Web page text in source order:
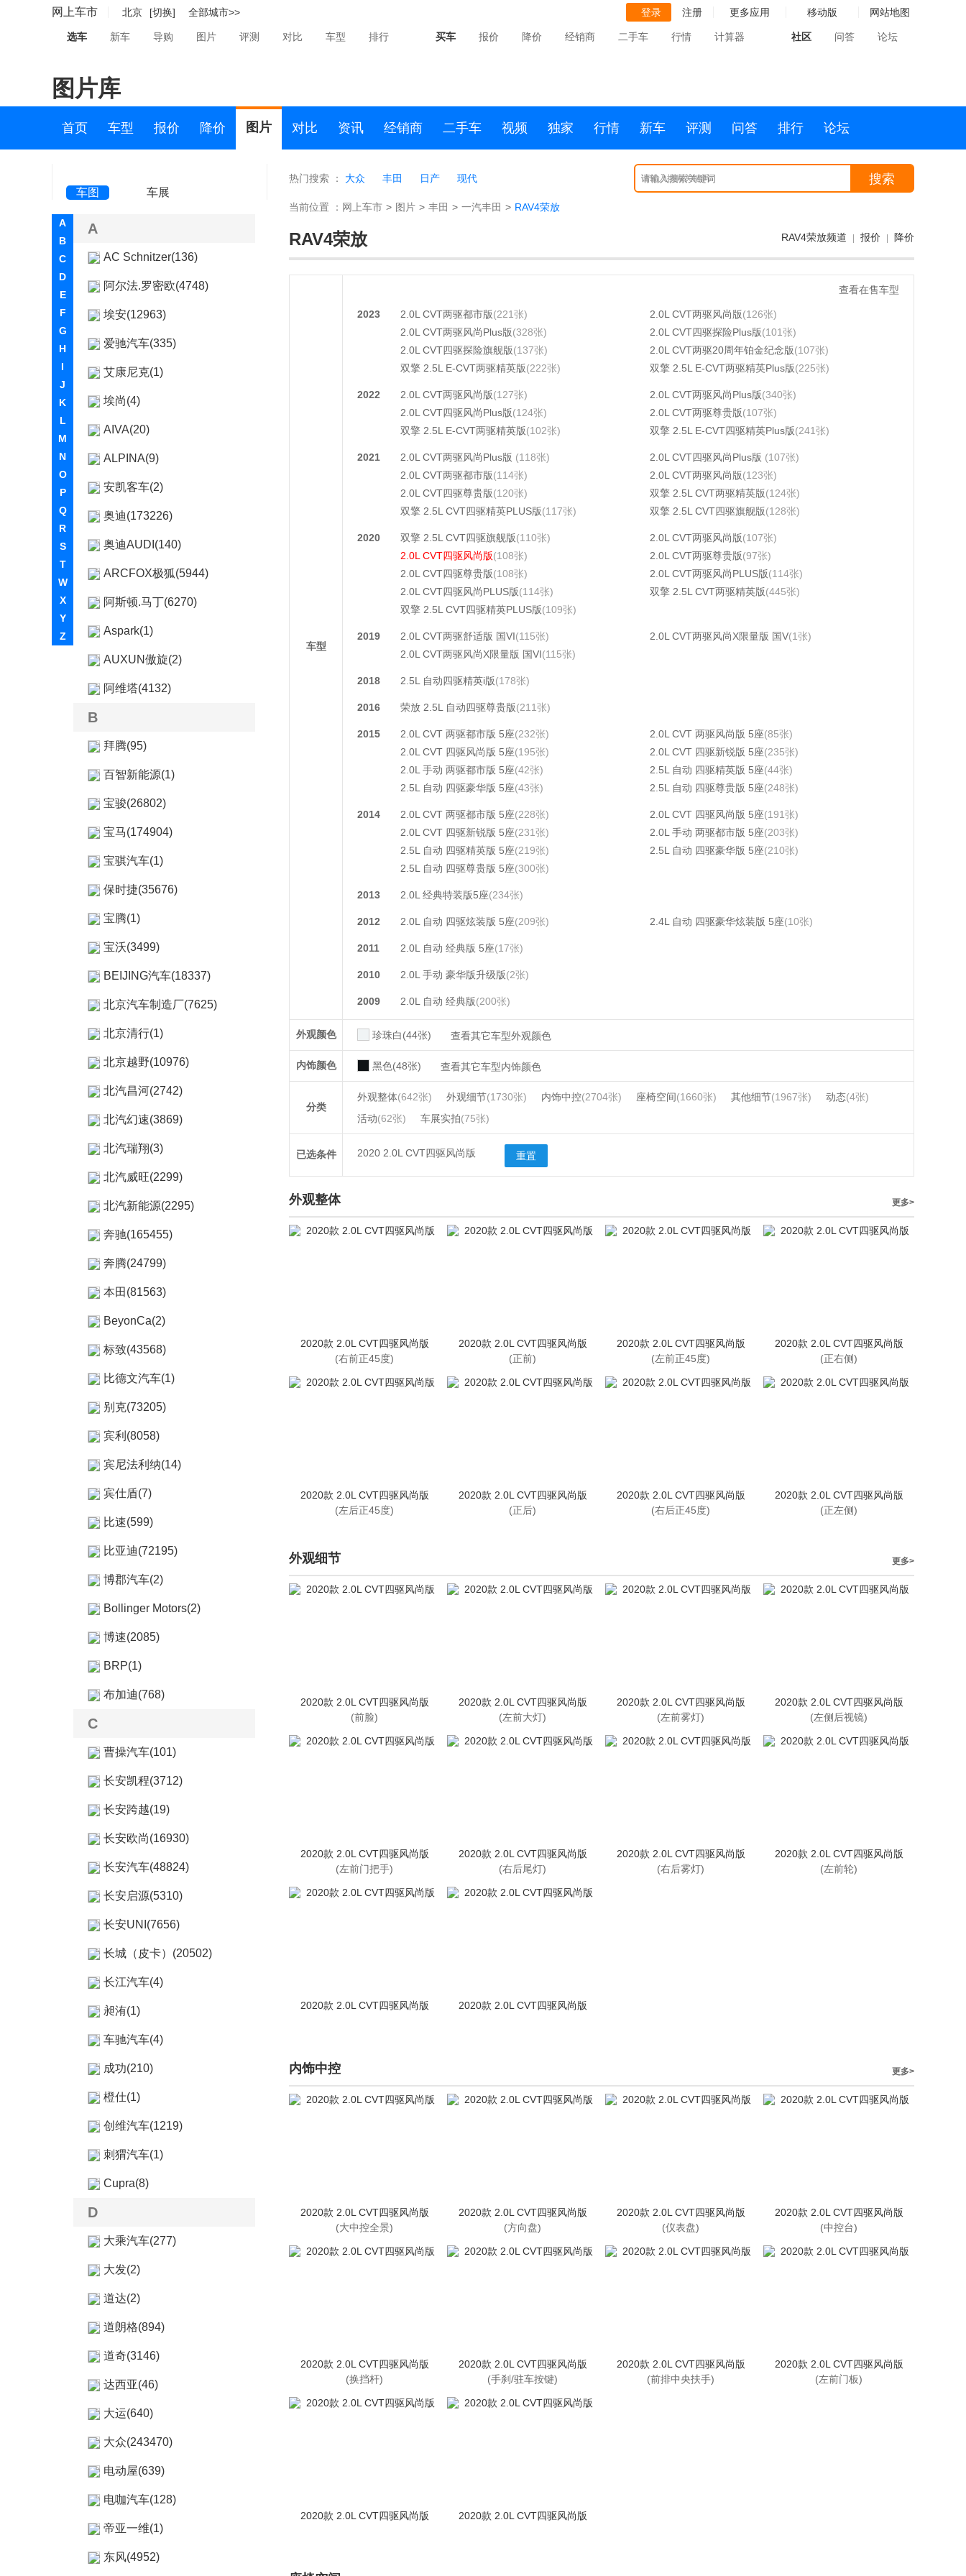
网上车市 北京 [切换] 全部城市>> 登录 注册 更多应用 移动版 网站地图
选车 新车 导购 图片 评测 对比 车型 排行 买车 报价 降价 经销商 二手车 行情 计算器 社区 问答 论坛
图片库
首页 车型 报价 降价 图片 对比 资讯 经销商 二手车 视频 独家 行情 新车 评测 问答 排行 论坛
车图 车展
A
B
C
D
E
F
G
H
I
J
K
L
M
N
O
P
Q
R
S
T
W
X
Y
Z
A
AC Schnitzer(136)
阿尔法.罗密欧(4748)
埃安(12963)
爱驰汽车(335)
艾康尼克(1)
埃尚(4)
AIVA(20)
ALPINA(9)
安凯客车(2)
奥迪(173226)
奥迪AUDI(140)
ARCFOX极狐(5944)
阿斯顿.马丁(6270)
Aspark(1)
AUXUN傲旋(2)
阿维塔(4132)
B
拜腾(95)
百智新能源(1)
宝骏(26802)
宝马(174904)
宝骐汽车(1)
保时捷(35676)
宝腾(1)
宝沃(3499)
BEIJING汽车(18337)
北京汽车制造厂(7625)
北京清行(1)
北京越野(10976)
北汽昌河(2742)
北汽幻速(3869)
北汽瑞翔(3)
北汽威旺(2299)
北汽新能源(2295)
奔驰(165455)
奔腾(24799)
本田(81563)
BeyonCa(2)
标致(43568)
比德文汽车(1)
别克(73205)
宾利(8058)
宾尼法利纳(14)
宾仕盾(7)
比速(599)
比亚迪(72195)
博郡汽车(2)
Bollinger Motors(2)
博速(2085)
BRP(1)
布加迪(768)
C
曹操汽车(101)
长安凯程(3712)
长安跨越(19)
长安欧尚(16930)
长安汽车(48824)
长安启源(5310)
长安UNI(7656)
长城（皮卡）(20502)
长江汽车(4)
昶洧(1)
车驰汽车(4)
成功(210)
橙仕(1)
创维汽车(1219)
刺猬汽车(1)
Cupra(8)
D
大乘汽车(277)
大发(2)
道达(2)
道朗格(894)
道奇(3146)
达西亚(46)
大运(640)
大众(243470)
电动屋(639)
电咖汽车(128)
帝亚一维(1)
东风(4952)
热门搜索 ： 大众 丰田 日产 现代 请输入搜索关键词 搜索
当前位置 ： 网上车市 > 图片 > 丰田 > 一汽丰田 > RAV4荣放
RAV4荣放 RAV4荣放频道 报价 降价
车型
查看在售车型
2023 2.0L CVT两驱都市版(221张) 2.0L CVT两驱风尚版(126张)
2.0L CVT两驱风尚Plus版(328张) 2.0L CVT四驱探险Plus版(101张)
2.0L CVT四驱探险旗舰版(137张) 2.0L CVT两驱20周年铂金纪念版(107张)
双擎 2.5L E-CVT两驱精英版(222张) 双擎 2.5L E-CVT两驱精英Plus版(225张)
2022 2.0L CVT两驱风尚版(127张) 2.0L CVT两驱风尚Plus版(340张)
2.0L CVT四驱风尚Plus版(124张) 2.0L CVT两驱尊贵版(107张)
双擎 2.5L E-CVT两驱精英版(102张) 双擎 2.5L E-CVT四驱精英Plus版(241张)
2021 2.0L CVT两驱风尚Plus版 (118张) 2.0L CVT四驱风尚Plus版 (107张)
2.0L CVT两驱都市版(114张) 2.0L CVT两驱风尚版(123张)
2.0L CVT四驱尊贵版(120张) 双擎 2.5L CVT两驱精英版(124张)
双擎 2.5L CVT四驱精英PLUS版(117张) 双擎 2.5L CVT四驱旗舰版(128张)
2020 双擎 2.5L CVT四驱旗舰版(110张) 2.0L CVT两驱风尚版(107张)
2.0L CVT四驱风尚版(108张) 2.0L CVT两驱尊贵版(97张)
2.0L CVT四驱尊贵版(108张) 2.0L CVT两驱风尚PLUS版(114张)
2.0L CVT四驱风尚PLUS版(114张) 双擎 2.5L CVT两驱精英版(445张)
双擎 2.5L CVT四驱精英PLUS版(109张)
2019 2.0L CVT两驱舒适版 国VI(115张) 2.0L CVT两驱风尚X限量版 国V(1张)
2.0L CVT两驱风尚X限量版 国VI(115张)
2018 2.5L 自动四驱精英i版(178张)
2016 荣放 2.5L 自动四驱尊贵版(211张)
2015 2.0L CVT 两驱都市版 5座(232张) 2.0L CVT 两驱风尚版 5座(85张)
2.0L CVT 四驱风尚版 5座(195张) 2.0L CVT 四驱新锐版 5座(235张)
2.0L 手动 两驱都市版 5座(42张) 2.5L 自动 四驱精英版 5座(44张)
2.5L 自动 四驱豪华版 5座(43张) 2.5L 自动 四驱尊贵版 5座(248张)
2014 2.0L CVT 两驱都市版 5座(228张) 2.0L CVT 四驱风尚版 5座(191张)
2.0L CVT 四驱新锐版 5座(231张) 2.0L 手动 两驱都市版 5座(203张)
2.5L 自动 四驱精英版 5座(219张) 2.5L 自动 四驱豪华版 5座(210张)
2.5L 自动 四驱尊贵版 5座(300张)
2013 2.0L 经典特装版5座(234张)
2012 2.0L 自动 四驱炫装版 5座(209张) 2.4L 自动 四驱豪华炫装版 5座(10张)
2011 2.0L 自动 经典版 5座(17张)
2010 2.0L 手动 豪华版升级版(2张)
2009 2.0L 自动 经典版(200张)
外观颜色 珍珠白(44张) 查看其它车型外观颜色
内饰颜色 黑色(48张) 查看其它车型内饰颜色
分类
外观整体(642张) 外观细节(1730张) 内饰中控(2704张) 座椅空间(1660张) 其他细节(1967张) 动态(4张)
活动(62张) 车展实拍(75张)
已选条件 2020 2.0L CVT四驱风尚版 重置
外观整体 更多>
2020款 2.0L CVT四驱风尚版
(右前正45度)
2020款 2.0L CVT四驱风尚版
(正前)
2020款 2.0L CVT四驱风尚版
(左前正45度)
2020款 2.0L CVT四驱风尚版
(正右侧)
2020款 2.0L CVT四驱风尚版
(左后正45度)
2020款 2.0L CVT四驱风尚版
(正后)
2020款 2.0L CVT四驱风尚版
(右后正45度)
2020款 2.0L CVT四驱风尚版
(正左侧)
外观细节 更多>
2020款 2.0L CVT四驱风尚版
(前脸)
2020款 2.0L CVT四驱风尚版
(左前大灯)
2020款 2.0L CVT四驱风尚版
(左前雾灯)
2020款 2.0L CVT四驱风尚版
(左侧后视镜)
2020款 2.0L CVT四驱风尚版
(左前门把手)
2020款 2.0L CVT四驱风尚版
(右后尾灯)
2020款 2.0L CVT四驱风尚版
(右后雾灯)
2020款 2.0L CVT四驱风尚版
(左前轮)
2020款 2.0L CVT四驱风尚版 2020款 2.0L CVT四驱风尚版
内饰中控 更多>
2020款 2.0L CVT四驱风尚版
(大中控全景)
2020款 2.0L CVT四驱风尚版
(方向盘)
2020款 2.0L CVT四驱风尚版
(仪表盘)
2020款 2.0L CVT四驱风尚版
(中控台)
2020款 2.0L CVT四驱风尚版
(换挡杆)
2020款 2.0L CVT四驱风尚版
(手刹/驻车按键)
2020款 2.0L CVT四驱风尚版
(前排中央扶手)
2020款 2.0L CVT四驱风尚版
(左前门板)
2020款 2.0L CVT四驱风尚版 2020款 2.0L CVT四驱风尚版